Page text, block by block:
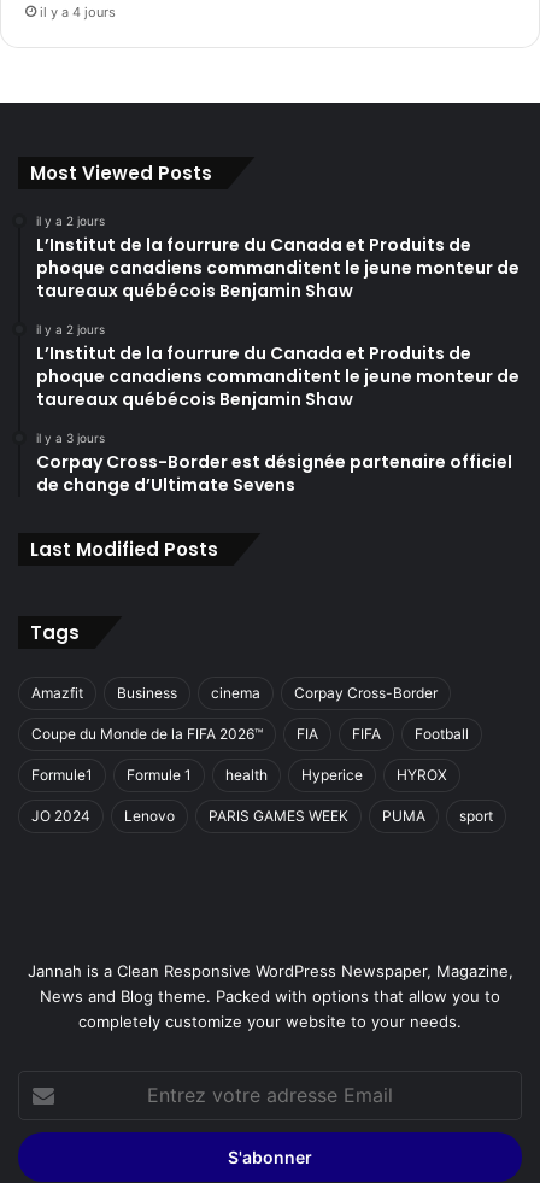
il y a 4 jours
Most Viewed Posts
il y a 2 jours
L’Institut de la fourrure du Canada et Produits de
phoque canadiens commanditent le jeune monteur de
taureaux québécois Benjamin Shaw
il y a 2 jours
L’Institut de la fourrure du Canada et Produits de
phoque canadiens commanditent le jeune monteur de
taureaux québécois Benjamin Shaw
il y a 3 jours
Corpay Cross-Border est désignée partenaire officiel
de change d’Ultimate Sevens
Last Modified Posts
Tags
Amazfit Business cinema Corpay Cross-Border
Coupe du Monde de la FIFA 2026™ FIA FIFA Football
Formule1 Formule 1 health Hyperice HYROX
JO 2024 Lenovo PARIS GAMES WEEK PUMA sport
Jannah is a Clean Responsive WordPress Newspaper, Magazine,
News and Blog theme. Packed with options that allow you to
completely customize your website to your needs.
votre
adresse
Email